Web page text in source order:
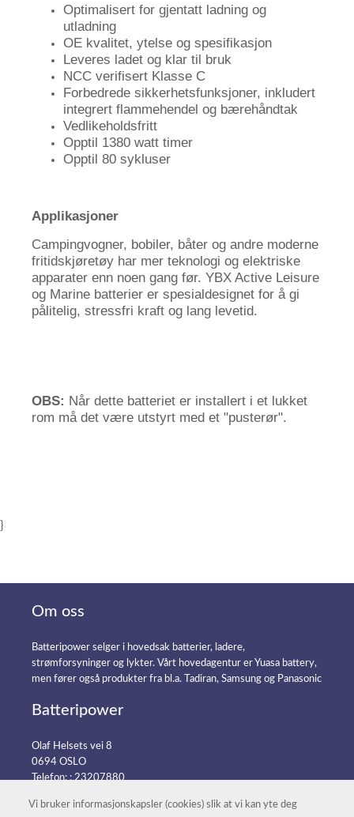
Optimalisert for gjentatt ladning og
utladning
OE kvalitet, ytelse og spesifikasjon
Leveres ladet og klar til bruk
NCC verifisert Klasse C
Forbedrede sikkerhetsfunksjoner, inkludert
integrert flammehendel og bærehåndtak
Vedlikeholdsfritt
Opptil 1380 watt timer
Opptil 80 sykluser
Applikasjoner
Campingvogner, bobiler, båter og andre moderne
fritidskjøretøy har mer teknologi og elektriske
apparater enn noen gang før. YBX Active Leisure
og Marine batterier er spesialdesignet for å gi
pålitelig, stressfri kraft og lang levetid.
OBS: Når dette batteriet er installert i et lukket
rom må det være utstyrt med et "pusterør".
}
Om oss
Batteripower selger i hovedsak batterier, ladere,
strømforsyninger og lykter. Vårt hovedagentur er Yuasa battery,
men fører også produkter fra bl.a. Tadiran, Samsung og Panasonic
Batteripower
Olaf Helsets vei 8
0694 OSLO
Telefon: :23207880
Vi bruker informasjonskapsler (cookies) slik at vi kan yte deg